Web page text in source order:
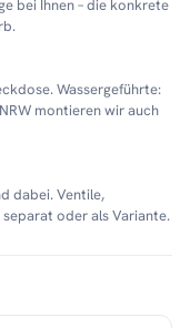
bei Ihnen – die konkrete
Wassergeführte:
montieren wir auch
dabei. Ventile,
oder als Variante.